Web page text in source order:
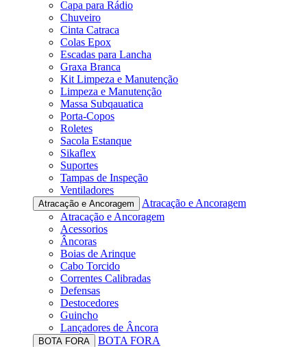
Capa para Rádio
Chuveiro
Cinta Catraca
Colas Epox
Escadas para Lancha
Graxa Branca
Kit Limpeza e Manutenção
Limpeza e Manutenção
Massa Subqauatica
Porta-Copos
Roletes
Sacola Estanque
Sikaflex
Suportes
Tampas de Inspeção
Ventiladores
Atracação e Ancoragem
Atracação e Ancoragem
Atracação e Ancoragem
Acessorios
Âncoras
Boias de Arinque
Cabo Torcido
Correntes Calibradas
Defensas
Destocedores
Guincho
Lançadores de Âncora
BOTA FORA
BOTA FORA